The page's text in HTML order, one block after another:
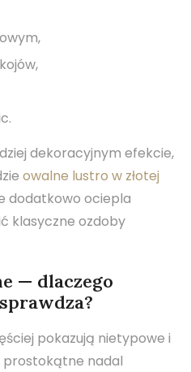
dekoracyjnym efekcie,
owalne lustro w złotej
dodatkowo ociepla
klasyczne ozdoby
— dlaczego
pokazują nietypowe i
nadal